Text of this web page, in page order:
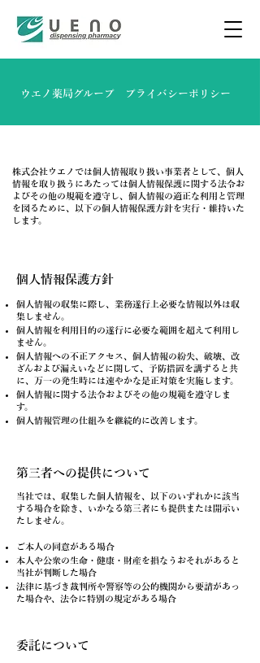
ウエノ薬局グループ プライバシーポリシー
株式会社ウエノでは個人情報取り扱い事業者として、個人
情報を取り扱うにあたっては個人情報保護に関する法令お
よびその他の規範を遵守し、個人情報の適正な利用と管理
を図るために、以下の個人情報保護方針を実行・維持いた
します。
個人情報保護方針
個人情報の収集に際し、業務遂行上必要な情報以外は収
集しません。
個人情報を利用目的の遂行に必要な範囲を超えて利用し
ません。
個人情報への不正アクセス、個人情報の紛失、破壊、改
ざんおよび漏えいなどに関して、予防措置を講ずると共
に、万一の発生時には速やかな是正対策を実施します。
個人情報に関する法令およびその他の規範を遵守しま
す。
個人情報管理の仕組みを継続的に改善します。
第三者への提供について
当社では、収集した個人情報を、以下のいずれかに該当
する場合を除き、いかなる第三者にも提供または開示い
たしません。
ご本人の同意がある場合
本人や公衆の生命・健康・財産を損なうおそれがあると
当社が判断した場合
法律に基づき裁判所や警察等の公的機関から要請があっ
た場合や、法令に特別の規定がある場合
委託について